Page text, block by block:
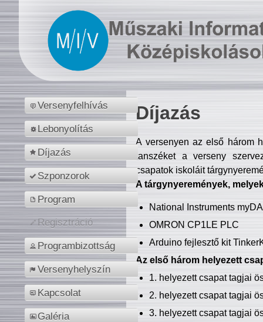
Versenyfelhívás
Lebonyolítás
Díjazás
Szponzorok
Program
Regisztráció
Programbizottság
Versenyhelyszín
Kapcsolat
Galéria
Díjazás
A versenyen az első három
tanszéket a verseny
csapatok iskoláit
A tárgynyeremények,
National Instruments
OMRON CP1LE PLC
Arduino fejlesztő kit
Az első három helyezett
1. helyezett csapat tagjai
2. helyezett csapat tagjai
3. helyezett csapat tagjai